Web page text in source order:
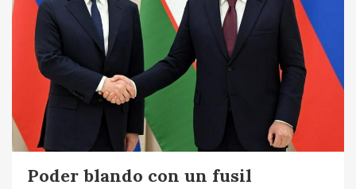
Poder blando con un fusil